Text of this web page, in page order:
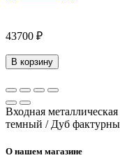
43700 ₽
В корзину
Входная
темный / Дуб
О нашем магазине